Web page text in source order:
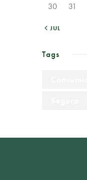
30 31
« JUL
Tags